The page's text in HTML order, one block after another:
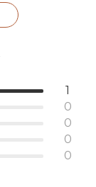
1
0
0
0
0